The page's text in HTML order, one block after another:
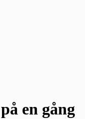
på en gång